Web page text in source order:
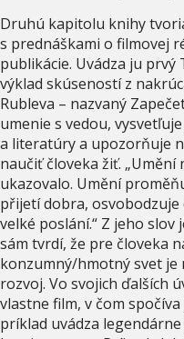
Druhú kapitolu knihy
s prednáškami o filmovej
publikácie. Uvádza ju
výklad skúseností z
Rubleva – nazvaný
umenie s vedou,
a literatúry a upozorňuje
naučiť človeka žiť.
ukazovalo. Umění
přijetí dobra, osvobodzuje
velké poslání.“ Z jeho
sám tvrdí, že pre človeka
konzumný/hmotný svet je
rozvoj. Vo svojich ďalších
vlastne film, v čom
príklad uvádza